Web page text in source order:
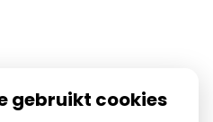
gebruikt cookies